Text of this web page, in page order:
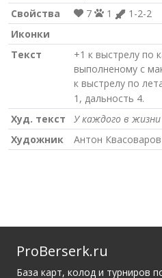
Свойства
7 1
1-2-2
Иконки
Текст
+1 к выстрелу по
выполненому с
к выстрелу по
1, дальность 4.
Худ. текст
У каждого в
Художник
Антон Квасоваров
ProBerserk.ru
База карт, колод и турниров